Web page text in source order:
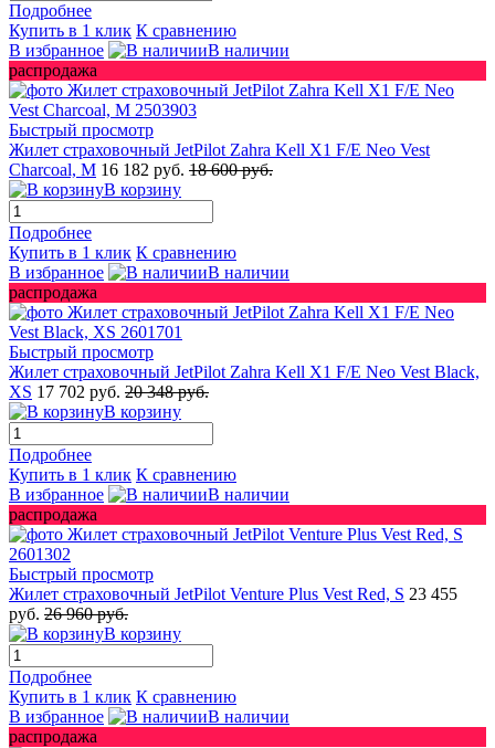
Подробнее
Купить в 1 клик К сравнению
В избранное
В наличии
распродажа
Быстрый просмотр
Жилет страховочный JetPilot Zahra Kell X1 F/E Neo Vest
Charcoal, M 16 182 руб. 18 600 руб.
В корзину
Подробнее
Купить в 1 клик К сравнению
В избранное
В наличии
распродажа
Быстрый просмотр
Жилет страховочный JetPilot Zahra Kell X1 F/E Neo Vest Black,
XS 17 702 руб. 20 348 руб.
В корзину
Подробнее
Купить в 1 клик К сравнению
В избранное
В наличии
распродажа
Быстрый просмотр
Жилет страховочный JetPilot Venture Plus Vest Red, S 23 455
руб. 26 960 руб.
В корзину
Подробнее
Купить в 1 клик К сравнению
В избранное
В наличии
распродажа